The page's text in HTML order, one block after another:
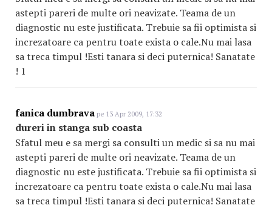
astepti pareri de multe ori neavizate. Teama de un
diagnostic nu este justificata. Trebuie sa fii optimista si
increzatoare ca pentru toate exista o cale.Nu mai lasa
sa treca timpul !Esti tanara si deci puternica! Sanatate
! 1
fanica dumbrava pe 13 Apr 2009, 17:32
dureri in stanga sub coasta
Sfatul meu e sa mergi sa consulti un medic si sa nu mai
astepti pareri de multe ori neavizate. Teama de un
diagnostic nu este justificata. Trebuie sa fii optimista si
increzatoare ca pentru toate exista o cale.Nu mai lasa
sa treca timpul !Esti tanara si deci puternica! Sanatate